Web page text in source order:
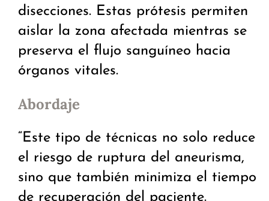
disecciones. Estas prótesis permiten
aislar la zona afectada mientras se
preserva el flujo sanguíneo hacia
órganos vitales.
Abordaje
“Este tipo de técnicas no solo reduce
el riesgo de ruptura del aneurisma,
sino que también minimiza el tiempo
de recuperación del paciente.